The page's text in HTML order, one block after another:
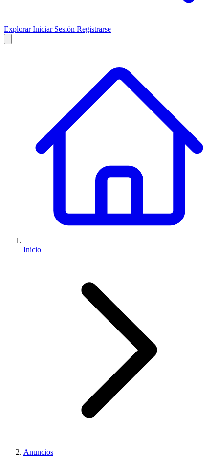
ExplorarIniciar Sesión Registrarse
Inicio
Anuncios